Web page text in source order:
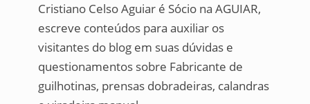
Cristiano Celso Aguiar é Sócio na AGUIAR,
escreve conteúdos para auxiliar os
visitantes do blog em suas dúvidas e
questionamentos sobre Fabricante de
guilhotinas, prensas dobradeiras, calandras